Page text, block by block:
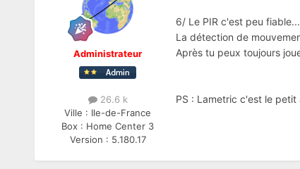
Administrateur
26.6 k
Ville : Ile-de-France
Box : Home Center 3
Version : 5.180.17
6/ Le PIR c'est peu
La détection de
Après tu peux toujours
PS : Lametric c'est le